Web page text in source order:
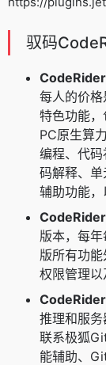
驭码
每人的价
特色功能
PC原生算
编程、代
码解释、
辅助功能，
版本，每
版所有功能
权限管理以
推理和服
联系极狐
能辅助、